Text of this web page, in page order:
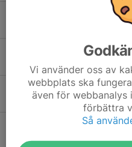
16. Melody Bergquist
16. Zelma Fält
Vi använder oss av
webbplats ska
även för
förbättra
Så